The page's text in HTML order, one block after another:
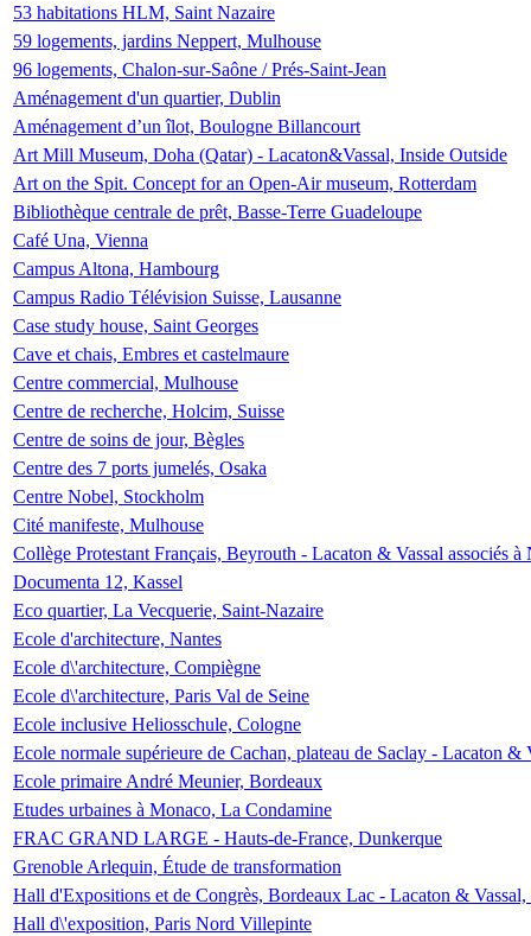
53 habitations HLM, Saint Nazaire
59 logements, jardins Neppert, Mulhouse
96 logements, Chalon-sur-Saône / Prés-Saint-Jean
Aménagement d'un quartier, Dublin
Aménagement d’un îlot, Boulogne Billancourt
Art Mill Museum, Doha (Qatar) - Lacaton&Vassal, Inside Outside
Art on the Spit. Concept for an Open-Air museum, Rotterdam
Bibliothèque centrale de prêt, Basse-Terre Guadeloupe
Café Una, Vienna
Campus Altona, Hambourg
Campus Radio Télévision Suisse, Lausanne
Case study house, Saint Georges
Cave et chais, Embres et castelmaure
Centre commercial, Mulhouse
Centre de recherche, Holcim, Suisse
Centre de soins de jour, Bègles
Centre des 7 ports jumelés, Osaka
Centre Nobel, Stockholm
Cité manifeste, Mulhouse
Collège Protestant Français, Beyrouth - Lacaton & Vassal associés
Documenta 12, Kassel
Eco quartier, La Vecquerie, Saint-Nazaire
Ecole d'architecture, Nantes
Ecole d\'architecture, Compiègne
Ecole d\'architecture, Paris Val de Seine
Ecole inclusive Heliosschule, Cologne
Ecole normale supérieure de Cachan, plateau de Saclay - Lacaton &
Ecole primaire André Meunier, Bordeaux
Etudes urbaines à Monaco, La Condamine
FRAC GRAND LARGE - Hauts-de-France, Dunkerque
Grenoble Arlequin, Étude de transformation
Hall d'Expositions et de Congrès, Bordeaux Lac - Lacaton &
Hall d\'exposition, Paris Nord Villepinte